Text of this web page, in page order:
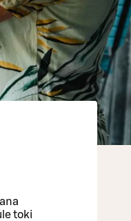
toki